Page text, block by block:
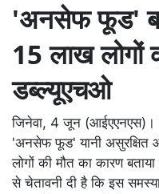
'अनसेफ फूड'
15 लाख लोगों
डब्ल्यूएचओ
जिनेवा, 4 जून (आईएएनएस)।
'अनसेफ फूड' यानी असुरक्षित
लोगों की मौत का कारण
से चेतावनी दी है कि इस